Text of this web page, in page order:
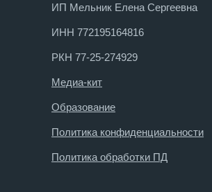
Медиа-кит
Образование
ИП Мельник Елена Сергеевна
РКН 77-25-274929
ИНН 772195164816
Политика обработки ПД
Политика конфиденциальности